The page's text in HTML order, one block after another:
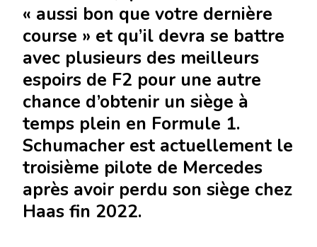
« aussi bon que votre dernière
course » et qu’il devra se battre
avec plusieurs des meilleurs
espoirs de F2 pour une autre
chance d’obtenir un siège à
temps plein en Formule 1.
Schumacher est actuellement le
troisième pilote de Mercedes
après avoir perdu son siège chez
Haas fin 2022.